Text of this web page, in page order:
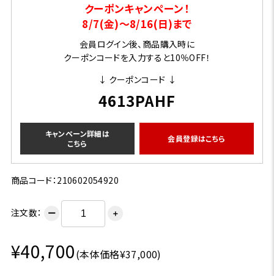
クーポンキャンペーン！
8/7(金)～8/16(日)まで
会員ログイン後、商品購入時に
クーポンコードを入力すると10％OFF！
↓ クーポンコード ↓
4613PAHF
キャンペーン詳細は
こちら
会員登録はこちら
商品コード：210602054920
注文数： ー ＋
¥40,700(本体価格¥37,000)